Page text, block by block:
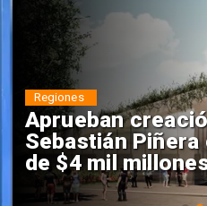
Aprueban
Sebastián Piñera
de $4 mil millones
Regiones